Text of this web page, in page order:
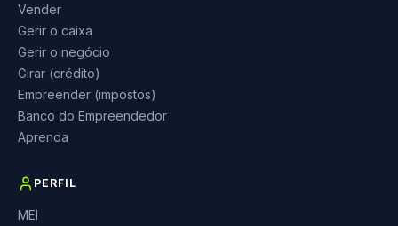
Vender
Gerir o caixa
Gerir o negócio
Girar (crédito)
Empreender (impostos)
Banco do Empreendedor
Aprenda
PERFIL
MEI